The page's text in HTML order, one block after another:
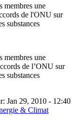
membres une
de l'ONU sur
substances
membres une
de l’ONU sur
substances
Jan 29, 2010 - 12:40
& Climat